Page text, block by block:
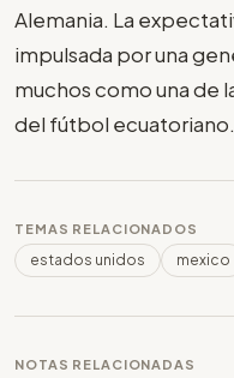
Alemania. La
impulsada por una
muchos como una de
del fútbol ecuatoriano.
TEMAS RELACIONADOS
estados unidos mexico
NOTAS RELACIONADAS